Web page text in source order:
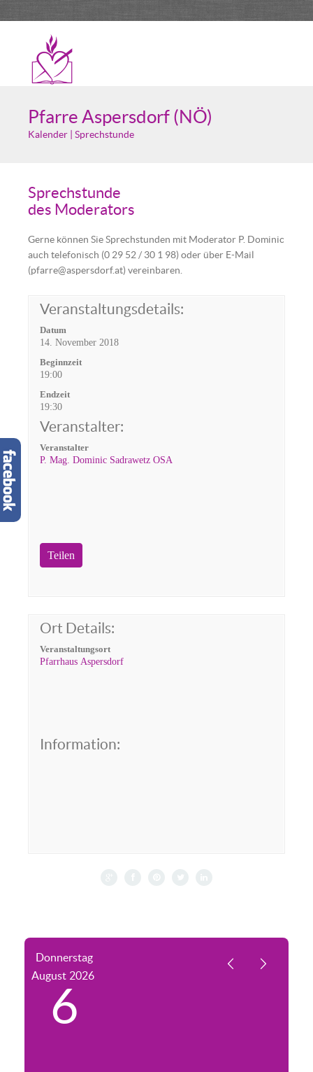
Pfarre Aspersdorf (NÖ)
Kalender | Sprechstunde
Sprechstunde
des Moderators
Gerne können Sie Sprechstunden mit Moderator P. Dominic
auch telefonisch (0 29 52 / 30 1 98) oder über E-Mail
(pfarre@aspersdorf.at) vereinbaren.
Veranstaltungsdetails:
Datum
14. November 2018
Beginnzeit
19:00
Endzeit
19:30
Veranstalter:
Veranstalter
P. Mag. Dominic Sadrawetz OSA
Teilen
Ort Details:
Veranstaltungsort
Pfarrhaus Aspersdorf
Information:
Donnerstag
August 2026
6